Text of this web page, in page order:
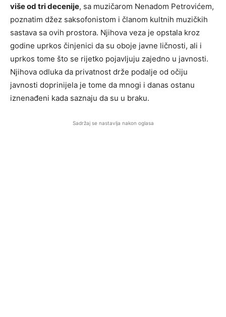
više od tri decenije, sa muzičarom Nenadom Petrovićem,
poznatim džez saksofonistom i članom kultnih muzičkih
sastava sa ovih prostora. Njihova veza je opstala kroz
godine uprkos činjenici da su oboje javne ličnosti, ali i
uprkos tome što se rijetko pojavljuju zajedno u javnosti.
Njihova odluka da privatnost drže podalje od očiju
javnosti doprinijela je tome da mnogi i danas ostanu
iznenađeni kada saznaju da su u braku.
Sadržaj se nastavlja nakon oglasa